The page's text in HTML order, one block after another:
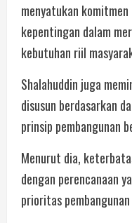
menyatukan
kepentingan dalam
kebutuhan riil
Shalahuddin juga
disusun berdasarkan
prinsip pembangunan
Menurut dia,
dengan perencanaan
prioritas